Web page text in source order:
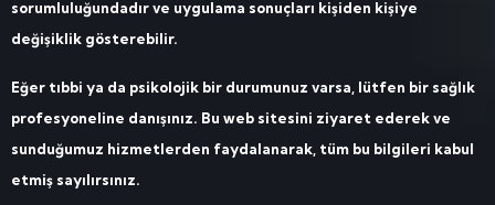
sorumluluğundadır ve uygulama sonuçları kişiden kişiye
değişiklik gösterebilir.
Eğer tıbbi ya da psikolojik bir durumunuz varsa, lütfen bir sağlık
profesyoneline danışınız. Bu web sitesini ziyaret ederek ve
sunduğumuz hizmetlerden faydalanarak, tüm bu bilgileri kabul
etmiş sayılırsınız.